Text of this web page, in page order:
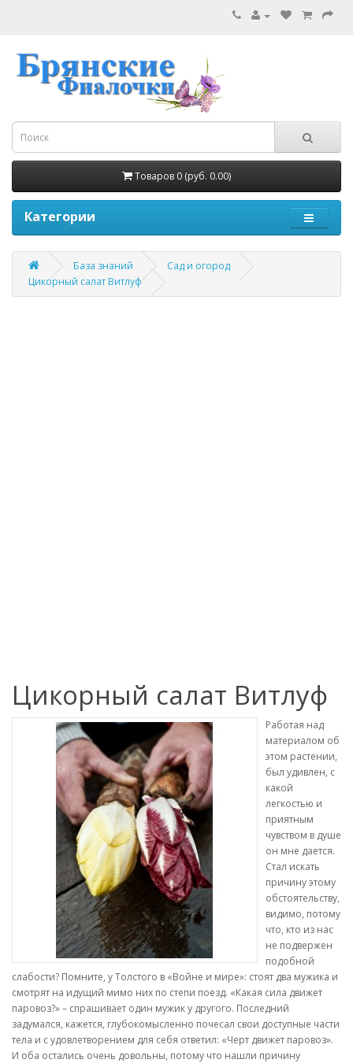
Товаров 0 (руб. 0.00)
Категории
База знаний
Сад и огород
Цикорный салат Витлуф
Цикорный салат Витлуф
Работая над
материалом об
этом растении,
был удивлен, с
какой
легкостью и
приятным
чувством в душе
он мне дается.
Стал искать
причину этому
обстоятельству,
видимо, потому
что, кто из нас
не подвержен
подобной
слабости? Помните, у Толстого в «Войне и мире»: стоят два мужика и
смотрят на идущий мимо них по степи поезд. «Какая сила движет
паровоз?» – спрашивает один мужик у другого. Последний
задумался, кажется, глубокомысленно почесал свои доступные части
тела и с удовлетворением для себя ответил: «Черт движет паровоз».
И оба остались очень довольны, потому что нашли причину